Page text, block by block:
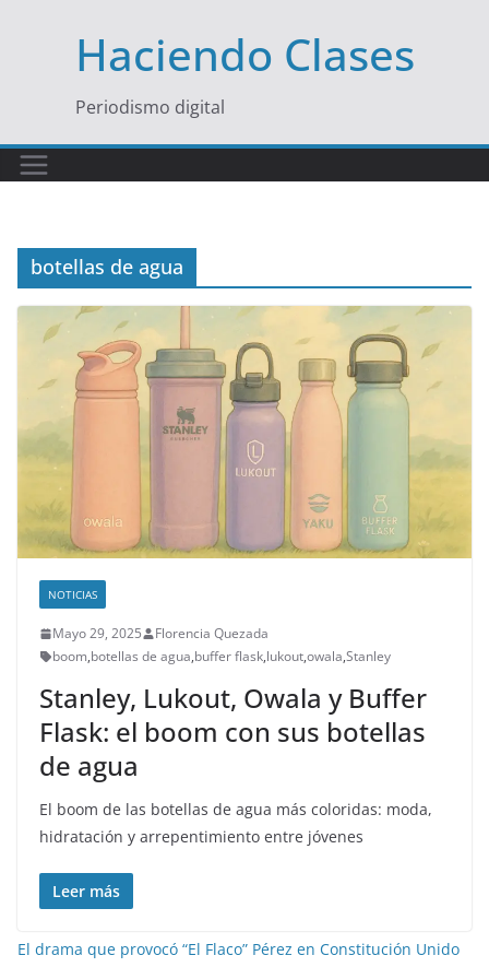
contenidoHaciendo Clases
Periodismo digital
botellas de agua
NOTICIAS
Mayo 29, 2025
Florencia Quezada
boom,botellas de agua,buffer flask,lukout,owala,Stanley
Stanley, Lukout, Owala y Buffer
Flask: el boom con sus botellas
de agua
El boom de las botellas de agua más coloridas: moda,
hidratación y arrepentimiento entre jóvenes
Leer más
El drama que provocó “El Flaco” Pérez en Constitución Unido